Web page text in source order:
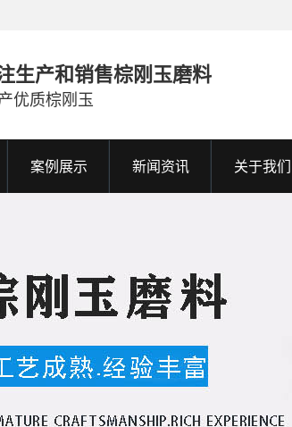
生产和销售棕刚玉磨料
优质棕刚玉
案例展示 新闻资讯 关于我们